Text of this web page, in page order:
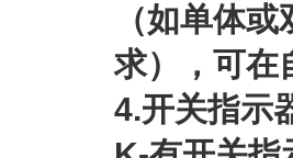
（如单体
求），可在
4.开关指示